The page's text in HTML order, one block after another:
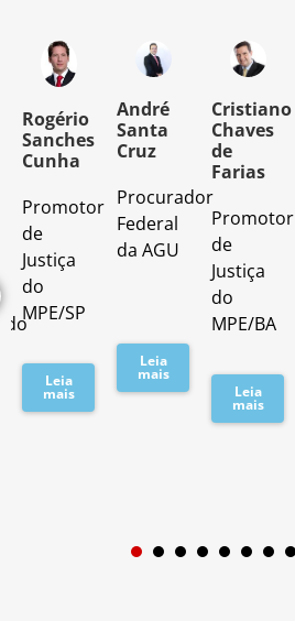
Rogério
Sanches
Cunha
Promotor
de
Justiça
do
MPE/SP
Leia
mais
André
Santa
Cruz
Procurador
Federal
da AGU
Leia
mais
Cristiano
Chaves
de
Farias
Promotor
de
Justiça
do
MPE/BA
Leia
mais